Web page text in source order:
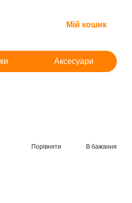
Мій кошик
Аксесуари
Порівняти В бажання